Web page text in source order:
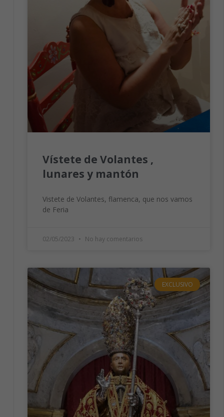
Vístete de Volantes ,
lunares y mantón
Vistete de Volantes, flamenca, que nos vamos
de Feria
02/05/2023 No hay comentarios
EXCLUSIVO